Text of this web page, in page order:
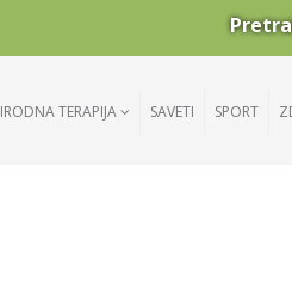
TERAPIJA SAVETI SPORT